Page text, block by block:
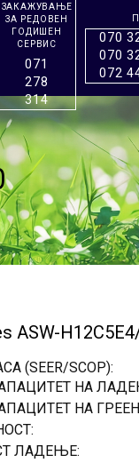
ЗАКАЖУВАЊЕ
ЗА РЕДОВЕН
ГОДИШЕН
СЕРВИС
071
278
314
070
070
072
ASW-
(SEER/SCOP):
НА
НА
ЛАДЕЊЕ: